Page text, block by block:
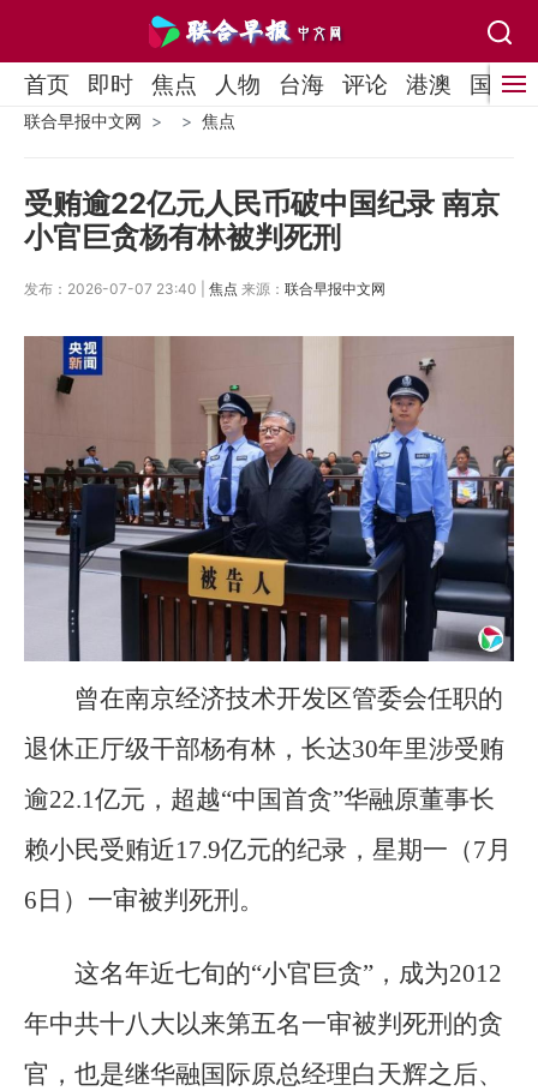
首页 即时 焦点 人物 台海 评论 港澳 国际
联合早报中文网 焦点
受贿逾22亿元人民币破中国纪录 南京
小官巨贪杨有林被判死刑
发布：2026-07-07 23:40 | 焦点 来源： 联合早报中文网
曾在南京经济技术开发区管委会任职的
退休正厅级干部杨有林，长达30年里涉受贿
逾22.1亿元，超越“中国首贪”华融原董事长
赖小民受贿近17.9亿元的纪录，星期一（7月
6日）一审被判死刑。
这名年近七旬的“小官巨贪”，成为2012
年中共十八大以来第五名一审被判死刑的贪
官，也是继华融国际原总经理白天辉之后、